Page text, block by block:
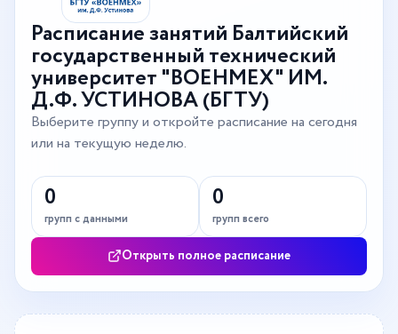
Расписание занятий Балтийский
государственный технический
университет "ВОЕНМЕХ" ИМ.
Д.Ф. УСТИНОВА (БГТУ)
Выберите группу и откройте расписание на сегодня
или на текущую неделю.
0
групп с данными
0
групп всего
Открыть полное расписание